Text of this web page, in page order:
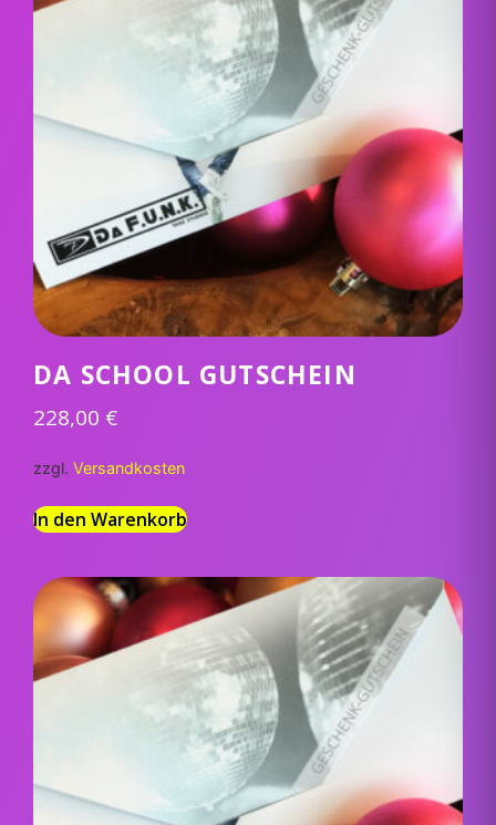
DA SCHOOL GUTSCHEIN
228,00 €
zzgl. Versandkosten
In den Warenkorb